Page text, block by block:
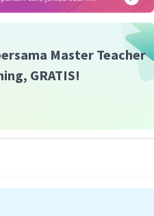
dan sebelum
menyusun pertanyaan.
adalah B
Master Teacher
GRATIS!